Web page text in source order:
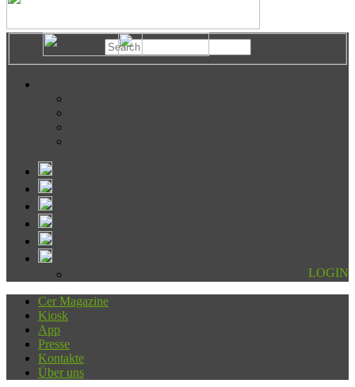
LOGIN
Cer Magazine
Kiosk
App
Presse
Kontakte
Über uns